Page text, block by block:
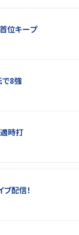
位キープ
で8強
時打
配信！